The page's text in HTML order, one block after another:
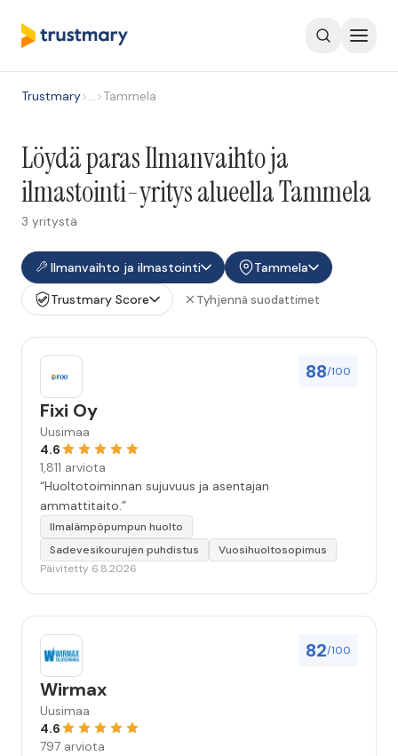
Trustmary>…>Tammela
Löydä paras Ilmanvaihto ja
ilmastointi-yritys alueella Tammela
3 yritystä
Ilmanvaihto ja ilmastointi
Tammela
Trustmary Score
Tyhjennä suodattimet
88/100
Fixi Oy
Uusimaa
4.6
1,811 arviota
“Huoltotoiminnan sujuvuus ja asentajan
ammattitaito.”
Ilmalämpöpumpun huolto
Sadevesikourujen puhdistus
Vuosihuoltosopimus
Päivitetty 6.8.2026
82/100
Wirmax
Uusimaa
4.6
797 arviota